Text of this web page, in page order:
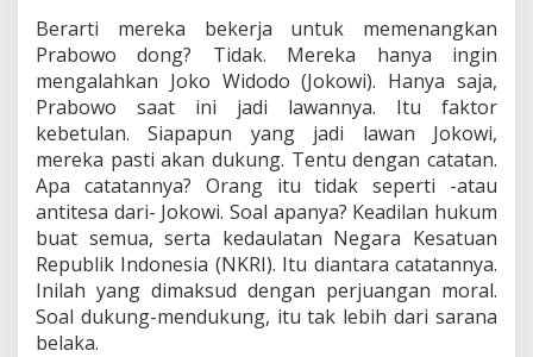
Berarti mereka bekerja untuk memenangkan
Prabowo dong? Tidak. Mereka hanya ingin
mengalahkan Joko Widodo (Jokowi). Hanya saja,
Prabowo saat ini jadi lawannya. Itu faktor
kebetulan. Siapapun yang jadi lawan Jokowi,
mereka pasti akan dukung. Tentu dengan catatan.
Apa catatannya? Orang itu tidak seperti -atau
antitesa dari- Jokowi. Soal apanya? Keadilan hukum
buat semua, serta kedaulatan Negara Kesatuan
Republik Indonesia (NKRI). Itu diantara catatannya.
Inilah yang dimaksud dengan perjuangan moral.
Soal dukung-mendukung, itu tak lebih dari sarana
belaka.